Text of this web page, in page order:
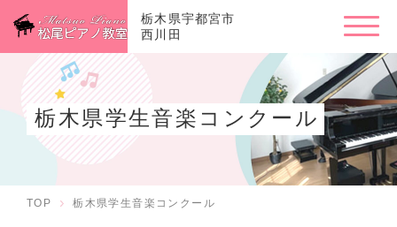
栃木県宇都宮市
西川田
栃木県学生音楽コンクール
TOP 栃木県学生音楽コンクール